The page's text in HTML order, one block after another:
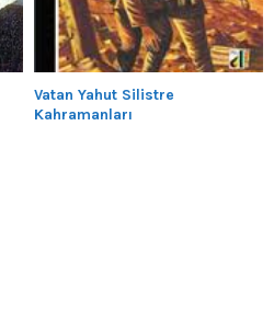
Vatan Yahut Silistre
Kahramanları